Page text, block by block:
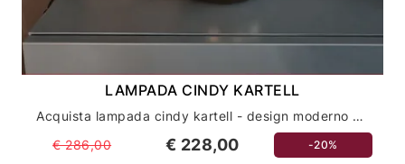
LAMPADA CINDY KARTELL
Acquista lampada cindy kartell - design moderno e innovativo per la tua casa
€ 286,00
€ 228,00 -20%